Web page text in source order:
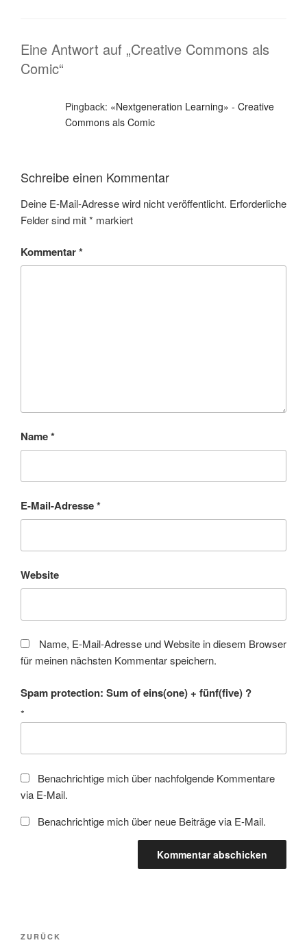
Eine Antwort auf „Creative Commons als
Comic“
Pingback: «Nextgeneration Learning» - Creative
Commons als Comic
Schreibe einen Kommentar
Deine E-Mail-Adresse wird nicht veröffentlicht. Erforderliche
Felder sind mit* markiert
Kommentar*
Name*
E-Mail-Adresse*
Website
Name, E-Mail-Adresse und Website in diesem Browser
für meinen nächsten Kommentar speichern.
Spam protection: Sum of eins(one) + fünf(five) ?
*
Benachrichtige mich über nachfolgende Kommentare
via E-Mail.
Benachrichtige mich über neue Beiträge via E-Mail.
Beitragsnavigation
Vorheriger
ZURÜCK